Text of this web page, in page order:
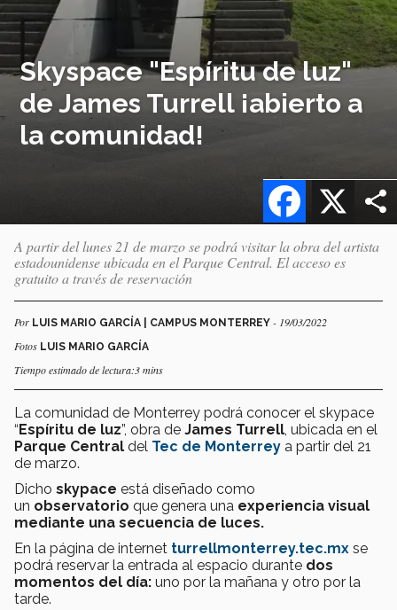
Skyspace "Espíritu de luz"
de James Turrell ¡abierto a
la comunidad!
X
Facebook
A partir del lunes 21 de marzo se podrá visitar la obra del artista
estadounidense ubicada en el Parque Central. El acceso es
gratuito a través de reservación
Por LUIS MARIO GARCÍA | CAMPUS MONTERREY - 19/03/2022
Fotos LUIS MARIO GARCÍA
Tiempo estimado de lectura:3 mins
La comunidad de Monterrey podrá conocer el skypace
“Espíritu de luz”, obra de James Turrell , ubicada en el
Parque Central del Tec de Monterrey a partir del 21
de marzo.
Dicho skypace está diseñado como
un observatorio que genera una experiencia visual
mediante una secuencia de luces.
En la página de internet turrellmonterrey.tec.mx se
podrá reservar la entrada al espacio durante dos
momentos del día: uno por la mañana y otro por la
tarde.